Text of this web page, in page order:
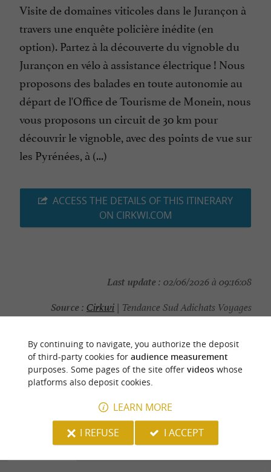
Visite de domaines viticoles dans le Jurançon à
travers une enquête policière inédite (en
option). Partez à la découverte du vignoble du
Jurançon en vélo à assistance électrique ! Nous
proposons des balades en toute autonomie au
départ de l'Office de Tourisme de Monein, nous
vous proposons un circuit de 30 km pour
découvrir le vignoble, avec des points de vue sur
les Pyrénées, à (...)
ACCESS THE DETAILS OF THIS ITINERARY
ON CIRKWI.COM
Last update : 02/06/2026 à 09:16:08
Source : Cirkwi | Tendance Sud Adichats Voyages
Voyages
YOU WILL LIKEALSO
By continuing to navigate, you authorize the deposit
of third-party cookies for audience measurement
purposes. Some pages of the site offer videoswhose
platforms also deposit cookies.
LEARN MORE
I REFUSE
I ACCEPT